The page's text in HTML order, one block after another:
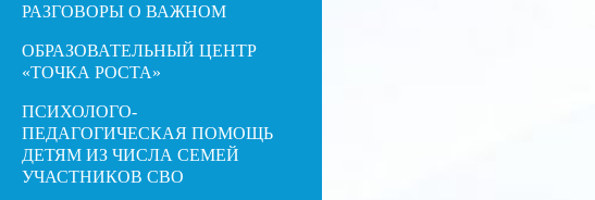
РАЗГОВОРЫ О ВАЖНОМ
ОБРАЗОВАТЕЛЬНЫЙ ЦЕНТР
«ТОЧКА РОСТА»
ПСИХОЛОГО-
ПЕДАГОГИЧЕСКАЯ ПОМОЩЬ
ДЕТЯМ ИЗ ЧИСЛА СЕМЕЙ
УЧАСТНИКОВ СВО